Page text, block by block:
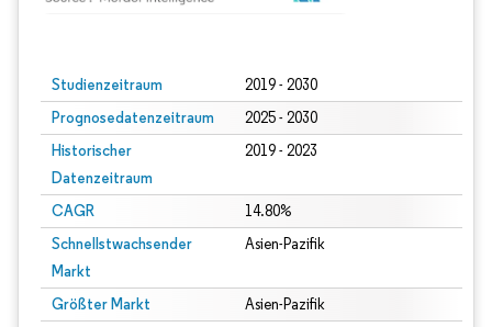
Studienzeitraum 2019 - 2030
Prognosedatenzeitraum 2025 - 2030
Historischer
Datenzeitraum
2019 - 2023
CAGR 14.80%
Schnellstwachsender
Markt
Asien-Pazifik
Größter Markt Asien-Pazifik